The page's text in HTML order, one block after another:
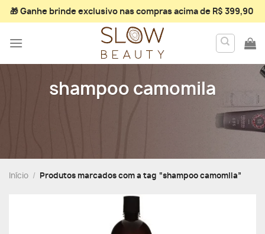
Skip
to
🎁 Ganhe brinde exclusivonas compras acima de R$ 399,90
shampoo camomila
Início / Produtos marcados com a tag “shampoo camomila”